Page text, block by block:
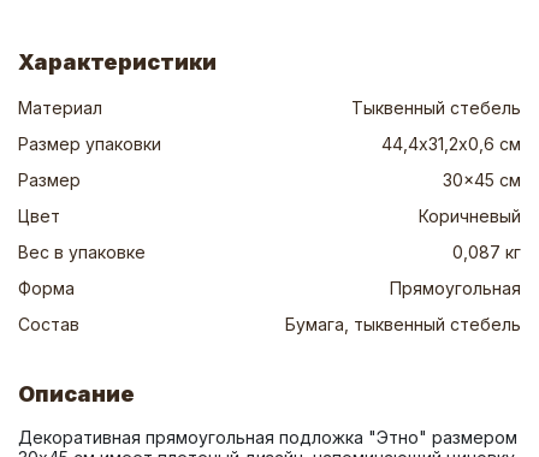
Характеристики
Материал
Тыквенный стебель
Размер упаковки
44,4х31,2х0,6 см
Размер
30x45 см
Цвет
Коричневый
Вес в упаковке
0,087 кг
Форма
Прямоугольная
Состав
Бумага, тыквенный стебель
Описание
Декоративная прямоугольная подложка "Этно" размером